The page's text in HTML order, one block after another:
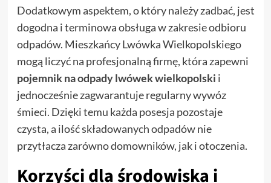
Dodatkowym aspektem, o który należy zadbać, jest
dogodna i terminowa obsługa w zakresie odbioru
odpadów. Mieszkańcy Lwówka Wielkopolskiego
mogą liczyć na profesjonalną firmę, która zapewni
pojemnik na odpady lwówek wielkopolski i
jednocześnie zagwarantuje regularny wywóz
śmieci. Dzięki temu każda posesja pozostaje
czysta, a ilość składowanych odpadów nie
przytłacza zarówno domowników, jak i otoczenia.
Korzyści dla środowiska i